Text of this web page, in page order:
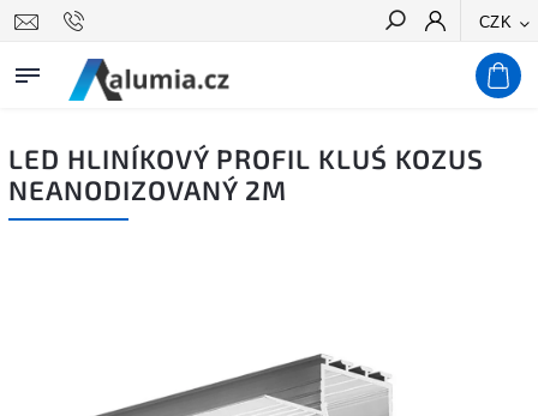
CZK
Hledat
LED HLINÍKOVÝ PROFIL KLUŚ KOZUS
NEANODIZOVANÝ 2M